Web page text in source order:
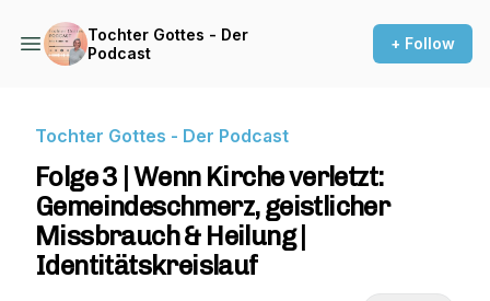
Tochter Gottes - Der
Podcast
+ Follow
Tochter Gottes - Der Podcast
Folge 3 | Wenn Kirche verletzt:
Gemeindeschmerz, geistlicher
Missbrauch & Heilung |
Identitätskreislauf